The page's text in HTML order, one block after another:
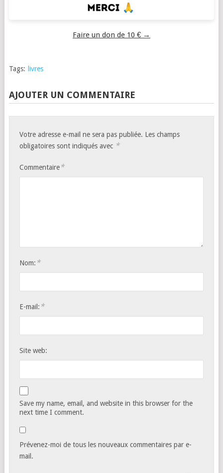
Faire un don de 10 € →
Tags: livres
AJOUTER UN COMMENTAIRE
Votre adresse e-mail ne sera pas publiée. Les champs
obligatoires sont indiqués avec *
Commentaire*
Nom: *
E-mail: *
Site web:
Save my name, email, and website in this browser for the
next time I comment.
Prévenez-moi de tous les nouveaux commentaires par e-
mail.